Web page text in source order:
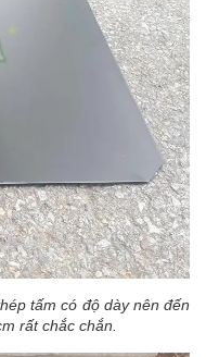
tấm có độ dày nên đến
rất chắc chắn.